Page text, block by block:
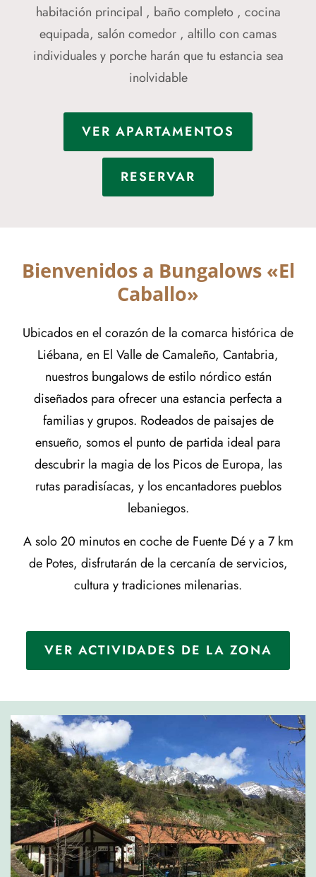
habitación principal , baño completo , cocina
equipada, salón comedor , altillo con camas
individuales y porche harán que tu estancia sea
inolvidable
VER APARTAMENTOS
RESERVAR
Bienvenidos a Bungalows «El
Caballo»
Ubicados en el corazón de la comarca histórica de
Liébana, en El Valle de Camaleño, Cantabria,
nuestros bungalows de estilo nórdico están
diseñados para ofrecer una estancia perfecta a
familias y grupos. Rodeados de paisajes de
ensueño, somos el punto de partida ideal para
descubrir la magia de los Picos de Europa, las
rutas paradisíacas, y los encantadores pueblos
lebaniegos.
A solo 20 minutos en coche de Fuente Dé y a 7 km
de Potes, disfrutarán de la cercanía de servicios,
cultura y tradiciones milenarias.
VER ACTIVIDADES DE LA ZONA